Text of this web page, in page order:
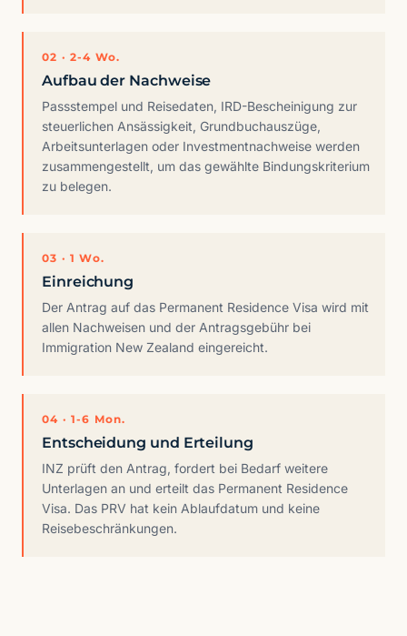
02 · 2-4 Wo.
Aufbau der Nachweise
Passstempel und Reisedaten, IRD-Bescheinigung zur
steuerlichen Ansässigkeit, Grundbuchauszüge,
Arbeitsunterlagen oder Investmentnachweise werden
zusammengestellt, um das gewählte Bindungskriterium
zu belegen.
03 · 1 Wo.
Einreichung
Der Antrag auf das Permanent Residence Visa wird mit
allen Nachweisen und der Antragsgebühr bei
Immigration New Zealand eingereicht.
04 · 1-6 Mon.
Entscheidung und Erteilung
INZ prüft den Antrag, fordert bei Bedarf weitere
Unterlagen an und erteilt das Permanent Residence
Visa. Das PRV hat kein Ablaufdatum und keine
Reisebeschränkungen.